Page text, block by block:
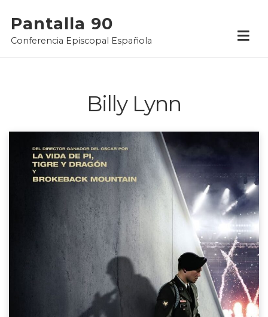
content
Pantalla 90
Conferencia Episcopal Española
Billy Lynn